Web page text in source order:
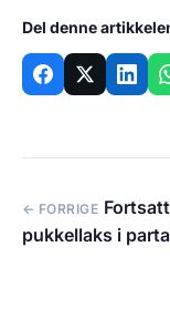
Del denne
← FORRIGE
pukkellaks i